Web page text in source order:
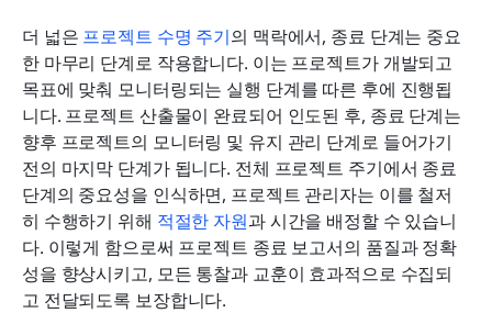
더 넓은 프로젝트 수명 주기의 맥락에서, 종료 단계는 중요
한 마무리 단계로 작용합니다. 이는 프로젝트가 개발되고
목표에 맞춰 모니터링되는 실행 단계를 따른 후에 진행됩
니다. 프로젝트 산출물이 완료되어 인도된 후, 종료 단계는
향후 프로젝트의 모니터링 및 유지 관리 단계로 들어가기
전의 마지막 단계가 됩니다. 전체 프로젝트 주기에서 종료
단계의 중요성을 인식하면, 프로젝트 관리자는 이를 철저
히 수행하기 위해 적절한 자원과 시간을 배정할 수 있습니
다. 이렇게 함으로써 프로젝트 종료 보고서의 품질과 정확
성을 향상시키고, 모든 통찰과 교훈이 효과적으로 수집되
고 전달되도록 보장합니다.